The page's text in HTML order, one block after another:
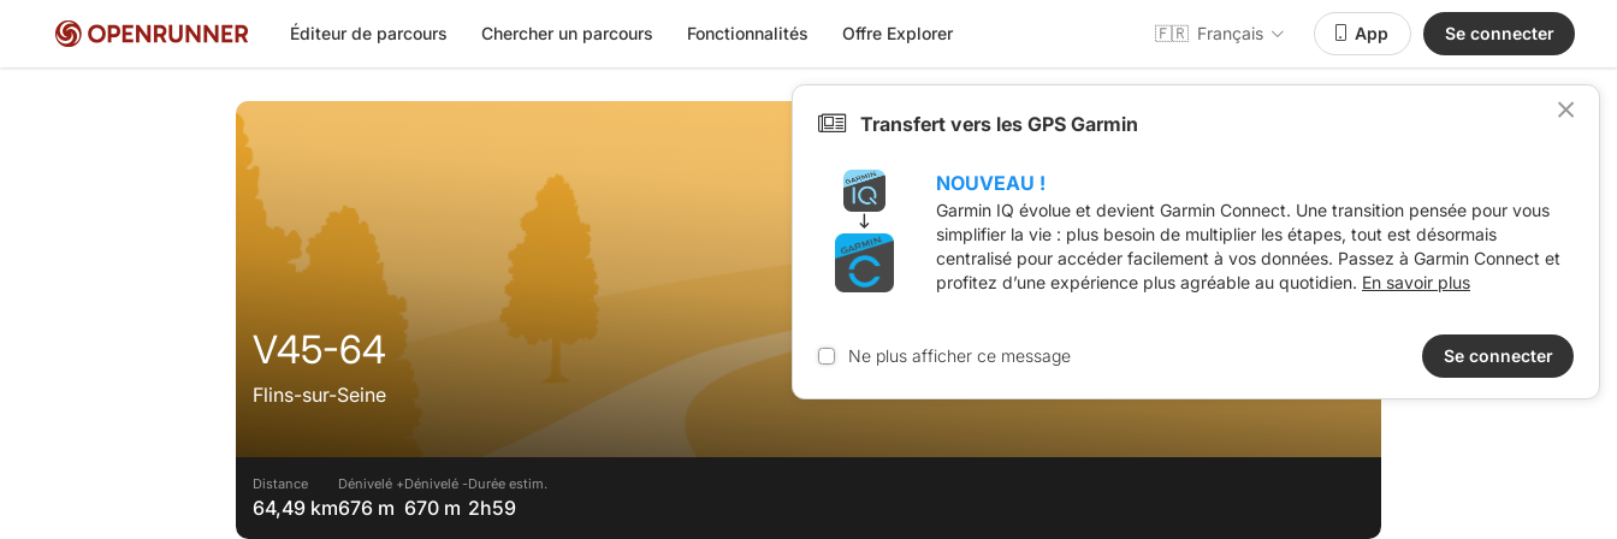
Éditeur de parcours Chercher un parcours Fonctionnalités Offre Explorer 🇫🇷 Français App Se connecter
V45-64
Flins-sur-Seine
Distance
64,49 km
Dénivelé +
676 m
Dénivelé -
670 m
Durée estim.
2h59
Transfert vers les GPS Garmin
NOUVEAU !
Garmin IQ évolue et devient Garmin Connect. Une transition pensée pour vous
simplifier la vie : plus besoin de multiplier les étapes, tout est désormais
centralisé pour accéder facilement à vos données. Passez à Garmin Connect et
profitez d’une expérience plus agréable au quotidien. En savoir plus
Ne plus afficher ce message Se connecter